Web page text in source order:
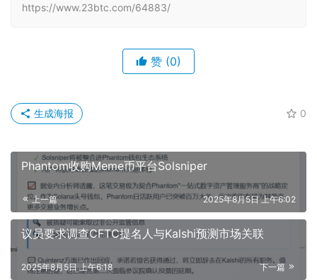
https://www.23btc.com/64883/
赞 (0)
0
生成海报
Phantom收购Meme币平台Solsniper
上一篇 2025年8月5日 上午6:02
议员要求调查CFTC提名人与Kalshi预测市场关联
下一篇
2025年8月5日 上午6:18